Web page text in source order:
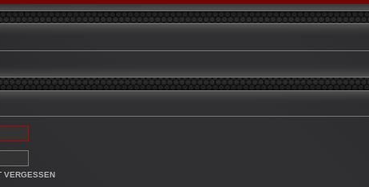
VERGESSEN